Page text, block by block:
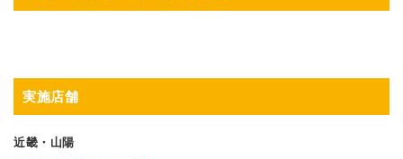
実施店舗
近畿・山陽